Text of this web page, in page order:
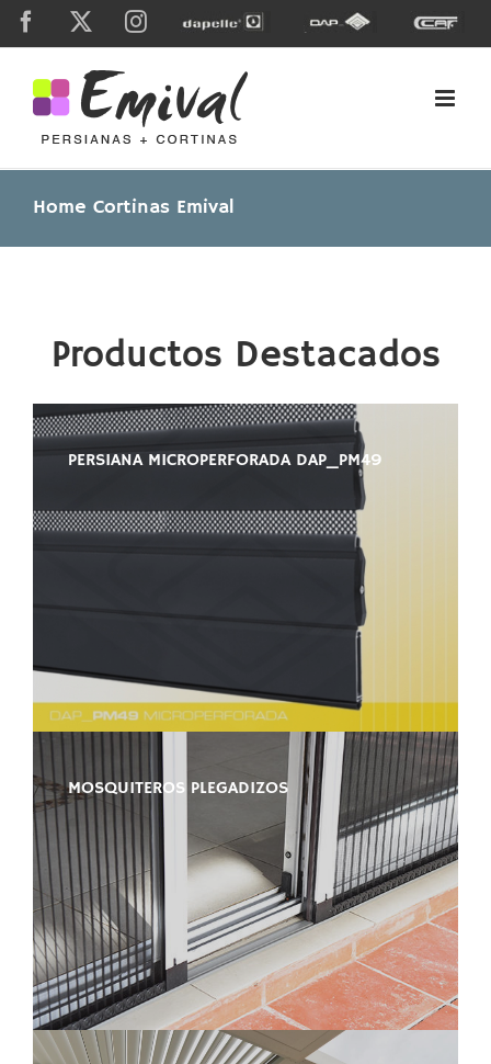
Skip
Facebook Instagram
Dapelle
Grupo
Dap
Caf
Home Cortinas Emival
Productos Destacados
PERSIANA MICROPERFORADA DAP_PM49
MOSQUITEROS PLEGADIZOS